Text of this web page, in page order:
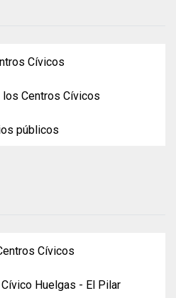
Cívicos
Centros Cívicos
públicos
Cívicos
Huelgas - El Pilar